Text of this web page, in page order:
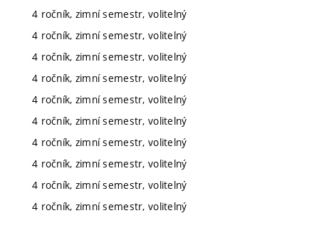
4 ročník, zimní semestr, volitelný
4 ročník, zimní semestr, volitelný
4 ročník, zimní semestr, volitelný
4 ročník, zimní semestr, volitelný
4 ročník, zimní semestr, volitelný
4 ročník, zimní semestr, volitelný
4 ročník, zimní semestr, volitelný
4 ročník, zimní semestr, volitelný
4 ročník, zimní semestr, volitelný
4 ročník, zimní semestr, volitelný